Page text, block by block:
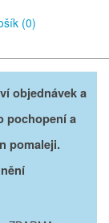
(0)
objednávek a
pochopení a
pomaleji.